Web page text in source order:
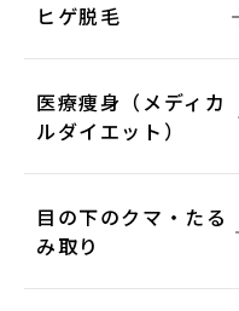
ヒゲ脱毛
医療痩身（メディカ
ルダイエット）
目の下のクマ・たる
み取り